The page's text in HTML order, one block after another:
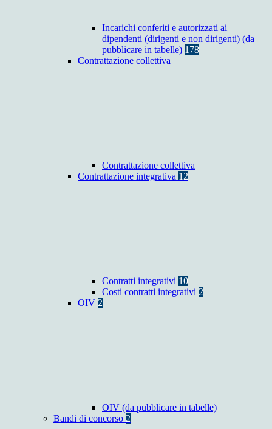
Incarichi conferiti e autorizzati ai
dipendenti (dirigenti e non dirigenti) (da
pubblicare in tabelle) 178
Contrattazione collettiva
Contrattazione collettiva
Contrattazione integrativa 12
Contratti integrativi 10
Costi contratti integrativi 2
OIV 2
OIV (da pubblicare in tabelle)
Bandi di concorso 2